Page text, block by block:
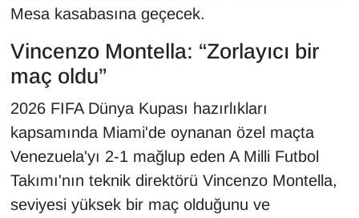
Mesa kasabasına geçecek.
Vincenzo Montella: “Zorlayıcı bir
maç oldu”
2026 FIFA Dünya Kupası hazırlıkları
kapsamında Miami'de oynanan özel maçta
Venezuela'yı 2-1 mağlup eden A Milli Futbol
Takımı'nın teknik direktörü Vincenzo Montella,
seviyesi yüksek bir maç olduğunu ve
Turizm
VAN'DA SPOR
Vasıta
YAŞAM
YEREL